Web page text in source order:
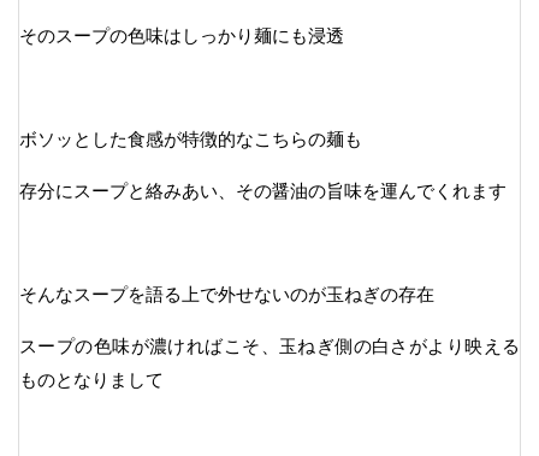
そのスープの色味はしっかり麺にも浸透
ボソッとした食感が特徴的なこちらの麺も
存分にスープと絡みあい、その醤油の旨味を運んでくれます
そんなスープを語る上で外せないのが玉ねぎの存在
スープの色味が濃ければこそ、玉ねぎ側の白さがより映える
ものとなりまして